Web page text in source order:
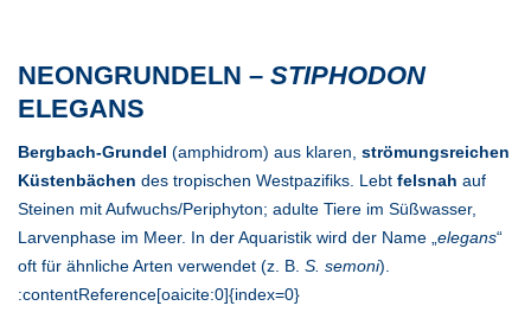
NEONGRUNDELN – STIPHODON
ELEGANS
Bergbach-Grundel (amphidrom) aus klaren, strömungsreichen
Küstenbächen des tropischen Westpazifiks. Lebt felsnah auf
Steinen mit Aufwuchs/Periphyton; adulte Tiere im Süßwasser,
Larvenphase im Meer. In der Aquaristik wird der Name „ elegans“
oft für ähnliche Arten verwendet (z. B. S. semoni).
:contentReference[oaicite:0]{index=0}